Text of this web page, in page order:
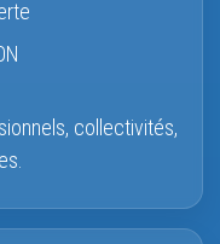
collectivités,